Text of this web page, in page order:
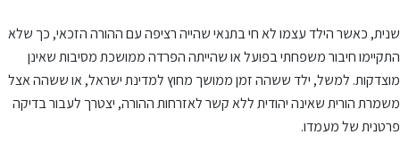
שנית, כאשר הילד עצמו לא חי בתנאי שהייה רציפה עם ההורה הזכאי, כך שלא
התקיימו חיבור משפחתי בפועל או שהייתה הפרדה ממושכת מסיבות שאינן
מוצדקות. למשל, ילד ששהה זמן ממושך מחוץ למדינת ישראל, או ששהה אצל
משמרת הורית שאינה יהודית ללא קשר לאזרחות ההורה, יצטרך לעבור בדיקה
פרטנית של מעמדו.